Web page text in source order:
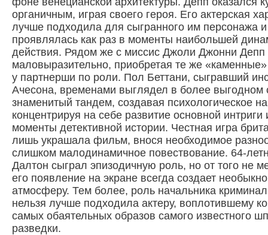
органичным, играя своего героя. Его актерская
лучше подходила для сыгранного им персонажа
проявлялась как раз в моменты наибольшей
действия. Рядом же с миссис Джоли Джонни Депп
маловыразительно, приобретая те же
у партнерши по роли. Пол Беттани, сыгравший
Ачесона, временами выглядел в более выгодном
знаменитый тандем, создавая психологическое
концентрируя на себе развитие основной
моменты детективной истории. Честная игра
лишь украшала фильм, внося необходимое
слишком малодинамичное повествование. 64-
Далтон сыграл эпизодичную роль, но от того не
его появление на экране всегда создает
атмосферу. Тем более, роль начальника
нельзя лучше подходила актеру, воплотившему
самых обаятельных образов самого известного
разведки.